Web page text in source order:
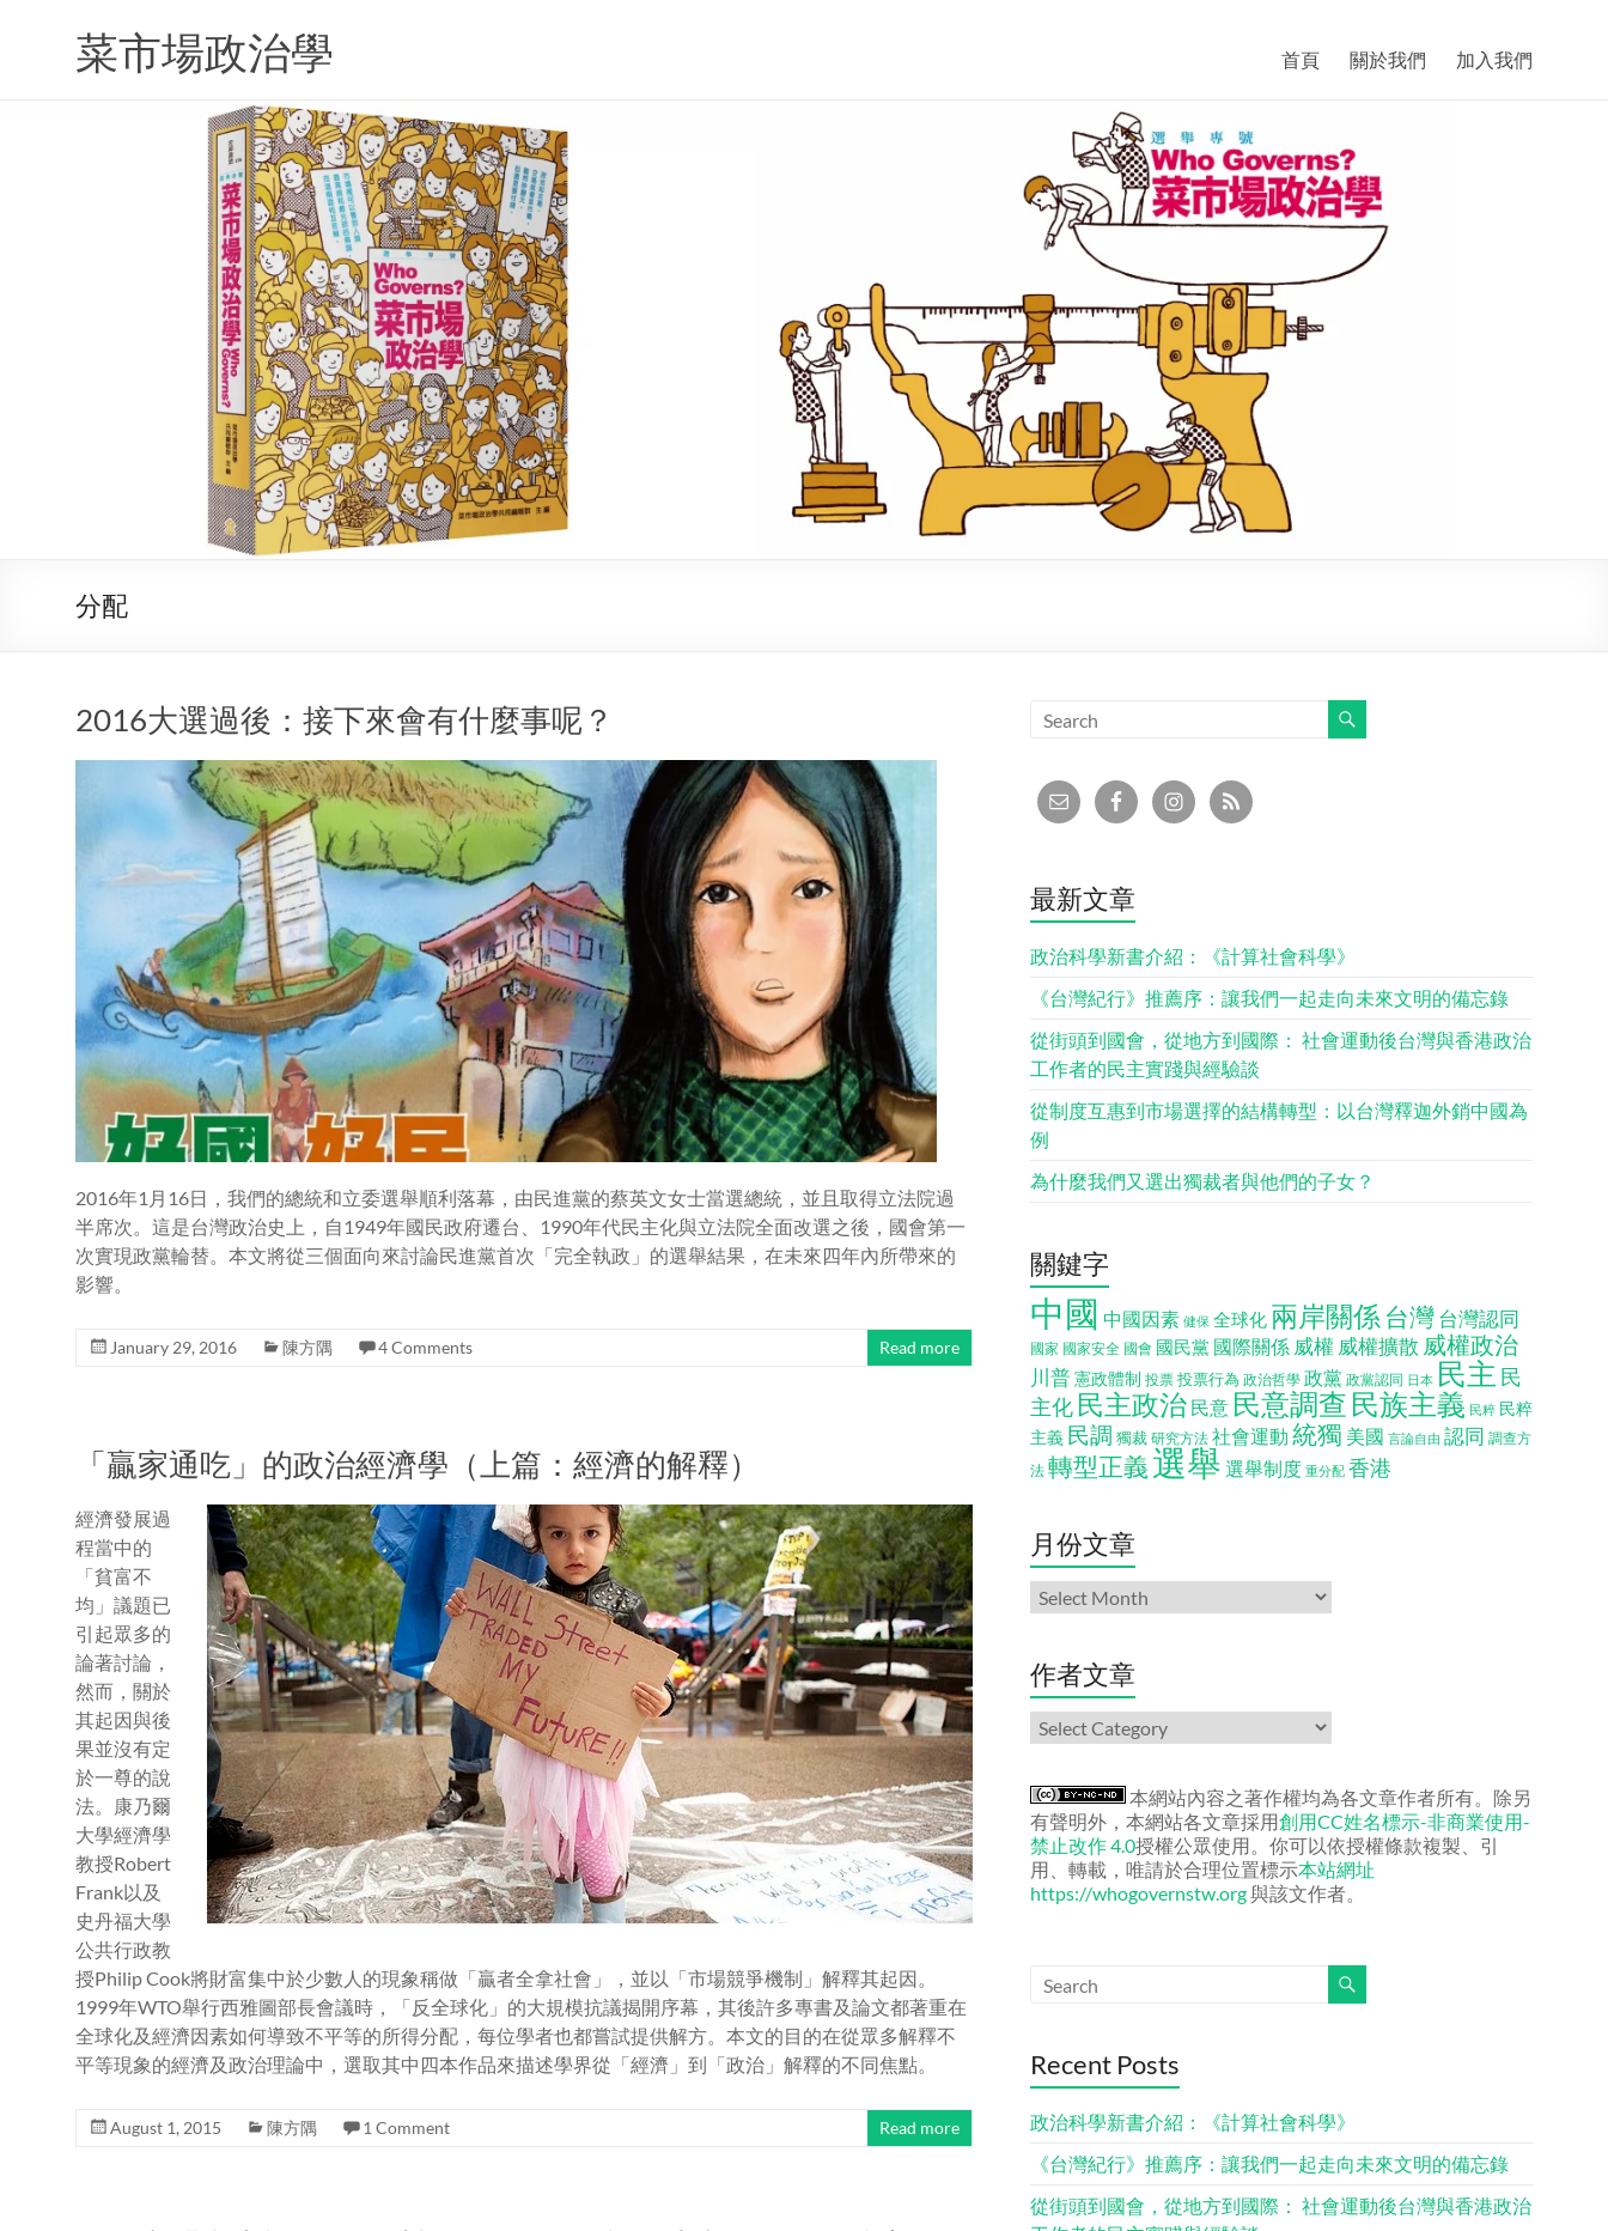
菜市場政治學 首頁 關於我們 加入我們
分配
2016大選過後：接下來會有什麼事呢？
2016年1月16日，我們的總統和立委選舉順利落幕，由民進黨的蔡英文女士當選總統，並且取得立法院過
半席次。這是台灣政治史上，自1949年國民政府遷台、1990年代民主化與立法院全面改選之後，國會第一
次實現政黨輪替。本文將從三個面向來討論民進黨首次「完全執政」的選舉結果，在未來四年內所帶來的
影響。
January 29, 2016 陳方隅 4 Comments Read more
「贏家通吃」的政治經濟學（上篇：經濟的解釋）
經濟發展過
程當中的
「貧富不
均」議題已
引起眾多的
論著討論，
然而，關於
其起因與後
果並沒有定
於一尊的說
法。康乃爾
大學經濟學
教授Robert
Frank以及
史丹福大學
公共行政教
授Philip Cook將財富集中於少數人的現象稱做「贏者全拿社會」，並以「市場競爭機制」解釋其起因。
1999年WTO舉行西雅圖部長會議時，「反全球化」的大規模抗議揭開序幕，其後許多專書及論文都著重在
全球化及經濟因素如何導致不平等的所得分配，每位學者也都嘗試提供解方。本文的目的在從眾多解釋不
平等現象的經濟及政治理論中，選取其中四本作品來描述學界從「經濟」到「政治」解釋的不同焦點。
August 1, 2015 陳方隅 1 Comment Read more
最新文章
政治科學新書介紹：《計算社會科學》
《台灣紀行》推薦序：讓我們一起走向未來文明的備忘錄
從街頭到國會，從地方到國際： 社會運動後台灣與香港政治
工作者的民主實踐與經驗談
從制度互惠到市場選擇的結構轉型：以台灣釋迦外銷中國為
例
為什麼我們又選出獨裁者與他們的子女？
關鍵字
中國 中國因素 健保 全球化 兩岸關係 台灣台灣認同
國家 國家安全 國會 國民黨 國際關係 威權 威權擴散 威權政治
川普憲政體制 投票 投票行為 政治哲學 政黨 政黨認同 日本 民主 民
主化民主政治 民意 民意調查 民族主義 民粹 民粹
主義 民調 獨裁 研究方法 社會運動 統獨 美國 言論自由 認同 調查方
法 轉型正義 選舉 選舉制度 重分配 香港
月份文章
月
份
章
作者文章
作
者
章
本網站內容之著作權均為各文章作者所有。除另
有聲明外，本網站各文章採用創用CC姓名標示-非商業使用-
禁止改作 4.0授權公眾使用。你可以依授權條款複製、引
用、轉載，唯請於合理位置標示本站網址
https://whogovernstw.org與該文作者。
Recent Posts
政治科學新書介紹：《計算社會科學》
《台灣紀行》推薦序：讓我們一起走向未來文明的備忘錄
從街頭到國會，從地方到國際： 社會運動後台灣與香港政治